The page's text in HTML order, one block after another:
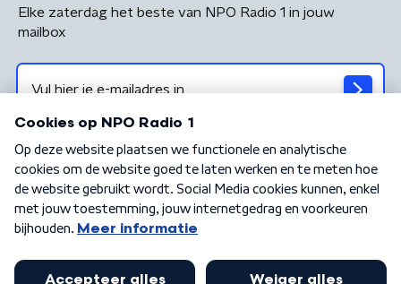
Elke zaterdag het beste van NPO Radio 1 in jouw
mailbox
Algemene voorwaarden Privacybeleid